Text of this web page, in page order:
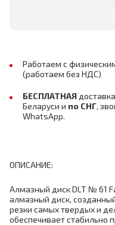
Работаем с
(работаем без НДС)
БЕСПЛАТНАЯ
Беларуси и по СНГ,
WhatsApp.
ОПИСАНИЕ:
Алмазный диск DLT № 61
алмазный диск,
резки самых твердых и
обеспечивает стабильно